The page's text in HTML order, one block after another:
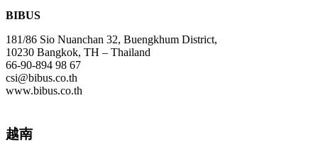
BIBUS
181/86 Sio Nuanchan 32, Buengkhum District,
10230 Bangkok, TH – Thailand
66-90-894 98 67
csi@bibus.co.th
www.bibus.co.th
越南